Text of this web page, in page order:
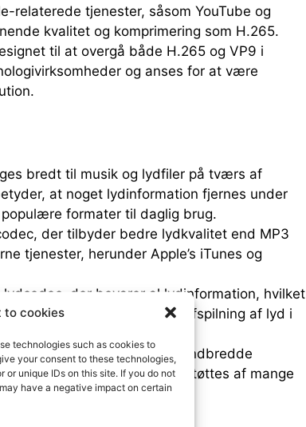
to cookies
technologies such as cookies to
your consent to these technologies,
unique IDs on this site. If you do not
have a negative impact on certain
relaterede tjenester, såsom YouTube og
kvalitet og komprimering som H.265.
til at overgå både H.265 og VP9 i
og anses for at være
bredt til musik og lydfiler på tværs af
at noget lydinformation fjernes under
formater til daglig brug.
der tilbyder bedre lydkvalitet end MP3
tjenester, herunder Apple’s iTunes og
der bevarer al lydinformation, hvilket
ofte til arkivering og afspilning af lyd i
applikationer, fra lav båndbredde
en åben standard og understøttes af mange